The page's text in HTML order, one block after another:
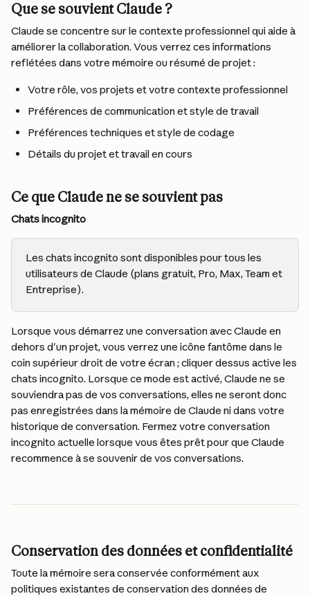
Que se souvient Claude ?
Claude se concentre sur le contexte professionnel qui aide à
améliorer la collaboration. Vous verrez ces informations
reflétées dans votre mémoire ou résumé de projet :
Votre rôle, vos projets et votre contexte professionnel
Préférences de communication et style de travail
Préférences techniques et style de codage
Détails du projet et travail en cours
Ce que Claude ne se souvient pas
Chats incognito
Les chats incognito sont disponibles pour tous les
utilisateurs de Claude (plans gratuit, Pro, Max, Team et
Entreprise).
Lorsque vous démarrez une conversation avec Claude en
dehors d'un projet, vous verrez une icône fantôme dans le
coin supérieur droit de votre écran ; cliquer dessus active les
chats incognito. Lorsque ce mode est activé, Claude ne se
souviendra pas de vos conversations, elles ne seront donc
pas enregistrées dans la mémoire de Claude ni dans votre
historique de conversation. Fermez votre conversation
incognito actuelle lorsque vous êtes prêt pour que Claude
recommence à se souvenir de vos conversations.
Conservation des données et confidentialité
Toute la mémoire sera conservée conformément aux
politiques existantes de conservation des données de